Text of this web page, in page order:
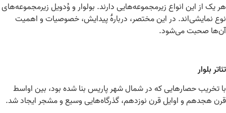
هر یک از این انواع زیرمجموعه‌هایی دارند. بولوار و وُدویل زیرمجموعه‌های
نوع نمایشی‌اند. در این مختصر، دربارهٔ پیدایش، خصوصیات و اهمیت
آن‌ها صحبت می‌شود.
تئاتر بلوار
با تخریب حصارهایی که در شمال شهر پاریس بنا شده بود، بین اواسط
قرن هجدهم و اوایل قرن نوزدهم، گذرگاه‌هایی وسیع و مشجر ایجاد شد.